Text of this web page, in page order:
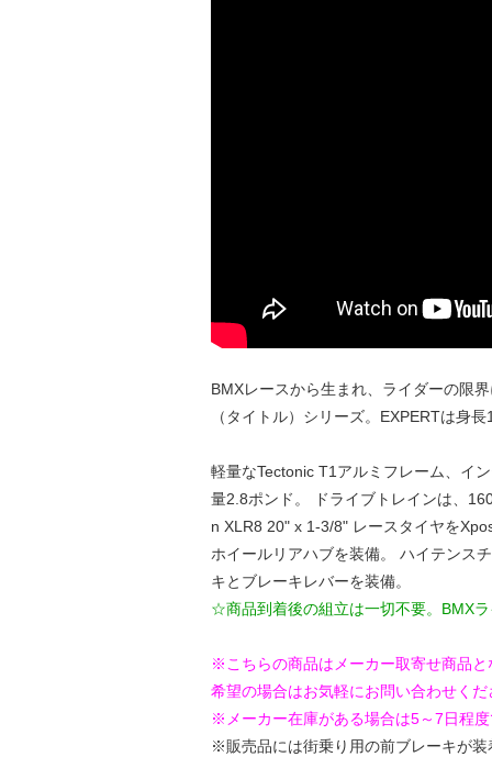
BMXレースから生まれ、ライダーの限
（タイトル）シリーズ。EXPERTは身
軽量なTectonic T1アルミフレーム、イ
量2.8ポンド。 ドライブトレインは、
n XLR8 20" x 1-3/8" レースタイヤを
ホイールリアハブを装備。 ハイテンス
キとブレーキレバーを装備。
☆商品到着後の組立は一切不要。BMX
※こちらの商品はメーカー取寄せ商品
希望の場合はお気軽にお問い合わせくだ
※メーカー在庫がある場合は5～7日程
※販売品には街乗り用の前ブレーキが装